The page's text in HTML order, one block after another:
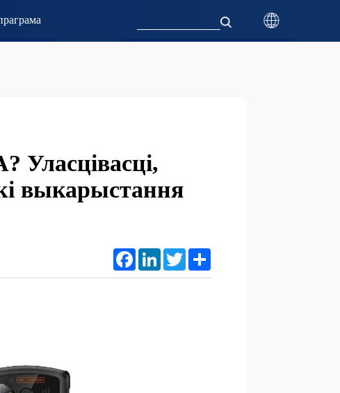
Уласцівасці,
выкарыстання
FacebookLinkedIn Twitter